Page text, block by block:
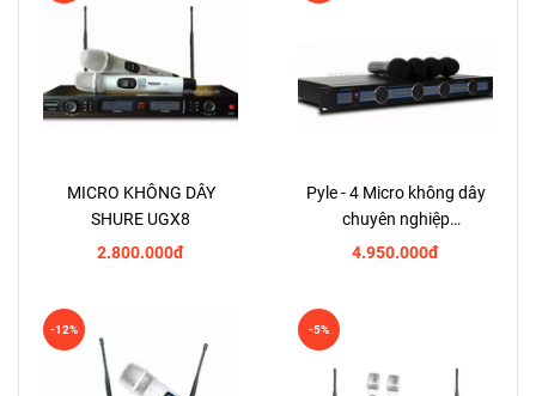
MICRO KHÔNG DÂY
SHURE UGX8
2.800.000đ
Pyle - 4 Micro không dây
chuyên nghiệp
PDWM5000
4.950.000đ
-12% -5%